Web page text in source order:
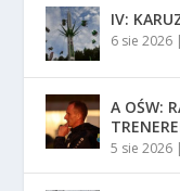
IV:
6 sie 2026 |
A OŚW:
5 sie 2026 |